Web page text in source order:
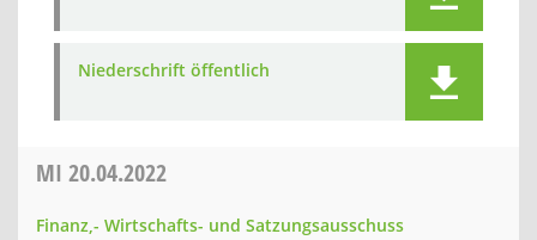
Niederschrift öffentlich
MI 20.04.2022
Finanz,- Wirtschafts- und Satzungsausschuss